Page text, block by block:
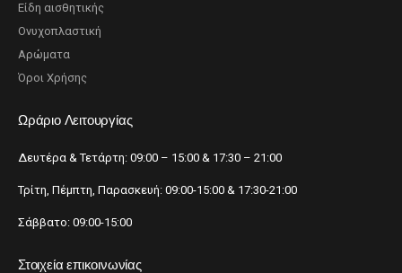
Είδη αισθητικής
Ονυχοπλαστική
Αρώματα
Όροι Χρήσης
Ωράριο Λειτουργίας
Δευτέρα & Τετάρτη: 09:00 – 15:00 & 17:30 – 21:00
Τρίτη, Πέμπτη, Παρασκευή: 09:00-15:00 & 17:30-21:00
Σάββατο: 09:00-15:00
Στοιχεία επικοινωνίας